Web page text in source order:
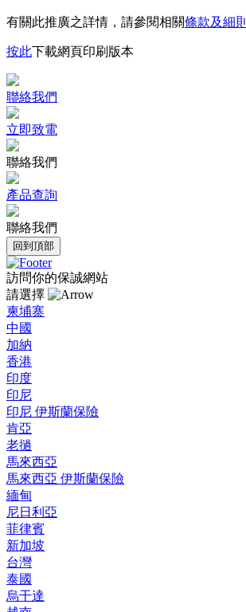
有關此推廣之詳情，請參閱相關條款及細則
按此下載網頁印刷版本
聯絡我們
立即致電
聯絡我們
產品查詢
聯絡我們
回到頂部
訪問你的保誠網站
請選擇
柬埔寨
中國
加納
香港
印度
印尼
印尼 伊斯蘭保險
肯亞
老撾
馬來西亞
馬來西亞 伊斯蘭保險
緬甸
尼日利亞
菲律賓
新加坡
台灣
泰國
烏干達